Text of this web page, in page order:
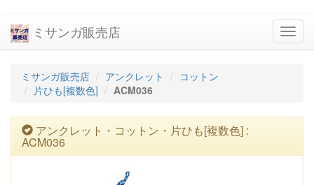
ミサンガ販売店
ミサンガ販売店 アンクレット
コットン
片ひも[複数色]
ACM036
アンクレット・コットン・片ひも[複数色] :
ACM036